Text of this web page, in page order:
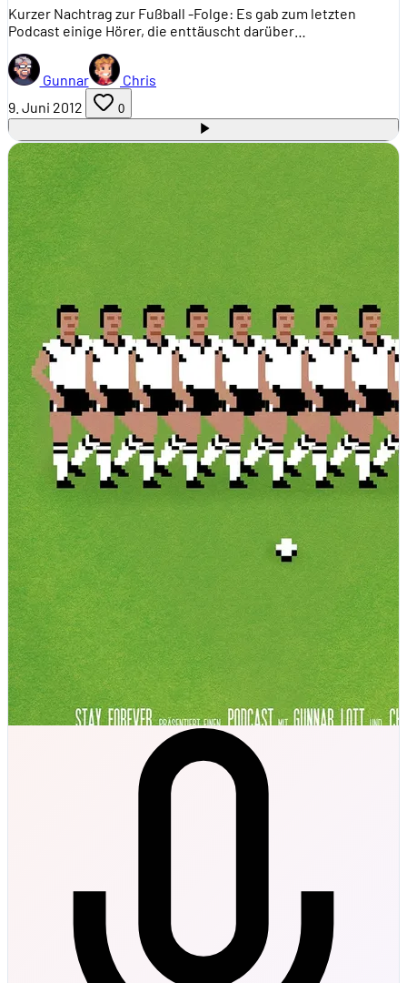
Kurzer Nachtrag zur Fußball -Folge: Es gab zum letzten
Podcast einige Hörer, die enttäuscht darüber…
Gunnar
Chris
9. Juni 2012
0